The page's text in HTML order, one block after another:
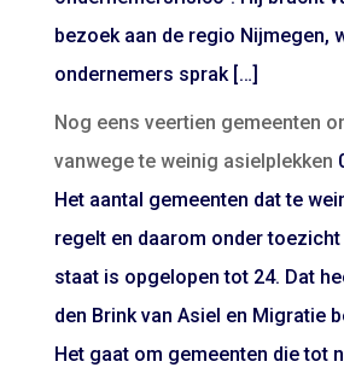
bezoek aan de regio Nijmegen,
ondernemers sprak […]
Nog eens veertien gemeenten
vanwege te weinig asielplekken
Het aantal gemeenten dat te
regelt en daarom onder toezicht
staat is opgelopen tot 24. Dat
den Brink van Asiel en Migratie
Het gaat om gemeenten die tot